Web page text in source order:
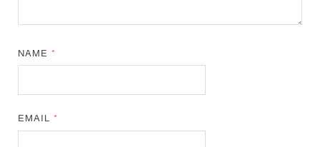
NAME*
EMAIL*